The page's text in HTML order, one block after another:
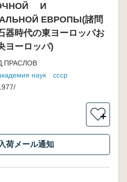
И
ЕВРОПЫ(諸問
時代の東ヨーロッパお
ヨーロッパ)
наук ссср
＋
荷メール通知